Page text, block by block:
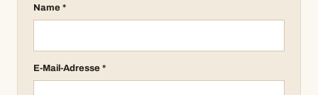
Name *
E-Mail-Adresse *